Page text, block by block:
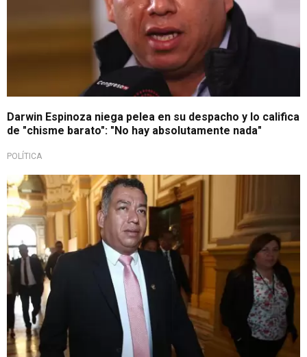
Darwin Espinoza niega pelea en su despacho y lo califica
de "chisme barato": "No hay absolutamente nada"
POLÍTICA
Tras altercado en despacho